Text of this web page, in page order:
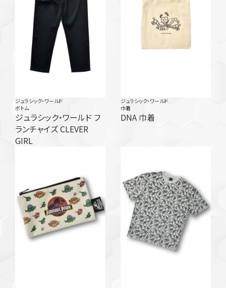
ジュラシック・ワールド
ボトム
ジュラシック・ワールド フ
ランチャイズ CLEVER
GIRL
ジュラシック・ワールド
巾着
DNA 巾着